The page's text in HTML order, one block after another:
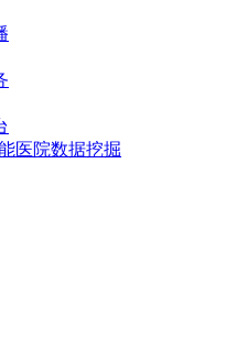
医院数据挖掘